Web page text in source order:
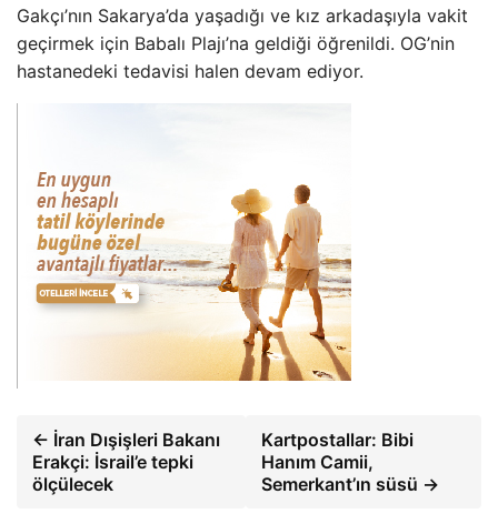
Gakçı’nın Sakarya’da yaşadığı ve kız arkadaşıyla vakit
geçirmek için Babalı Plajı’na geldiği öğrenildi. OG’nin
hastanedeki tedavisi halen devam ediyor.
← İran Dışişleri Bakanı
Erakçi: İsrail’e tepki
ölçülecek
Kartpostallar: Bibi
Hanım Camii,
Semerkant’ın süsü →